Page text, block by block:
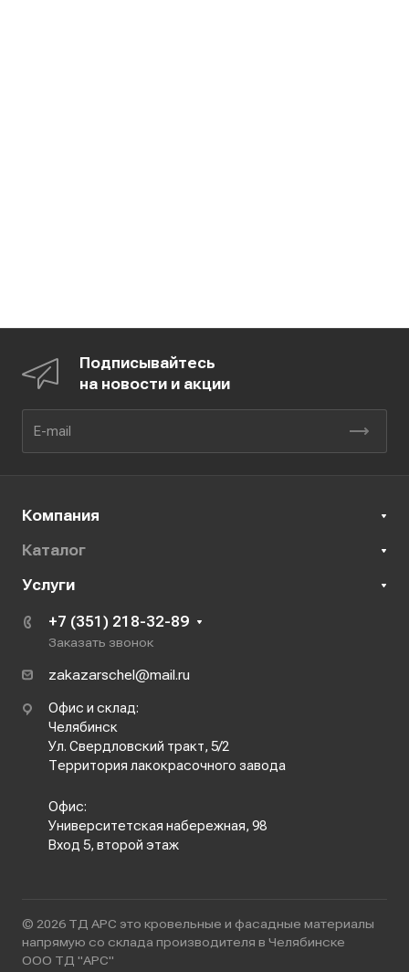
Подписывайтесь
на новости и акции
Компания
Каталог
Услуги
+7 (351) 218-32-89
Заказать звонок
zakazarschel@mail.ru
Офис и склад:
Челябинск
Ул. Свердловский тракт, 5/2
Территория лакокрасочного завода
Офис:
Университетская набережная, 98
Вход 5, второй этаж
© 2026 ТД АРС это кровельные и фасадные материалы
напрямую со склада производителя в Челябинске
ООО ТД "АРС"